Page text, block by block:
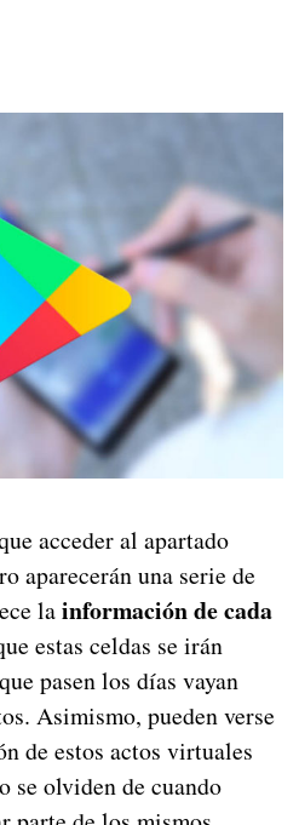
acceder al apartado
aparecerán una serie de
lainformación de cada
estas celdas se irán
pasen los días vayan
Asimismo, pueden verse
de estos actos virtuales
se olviden de cuando